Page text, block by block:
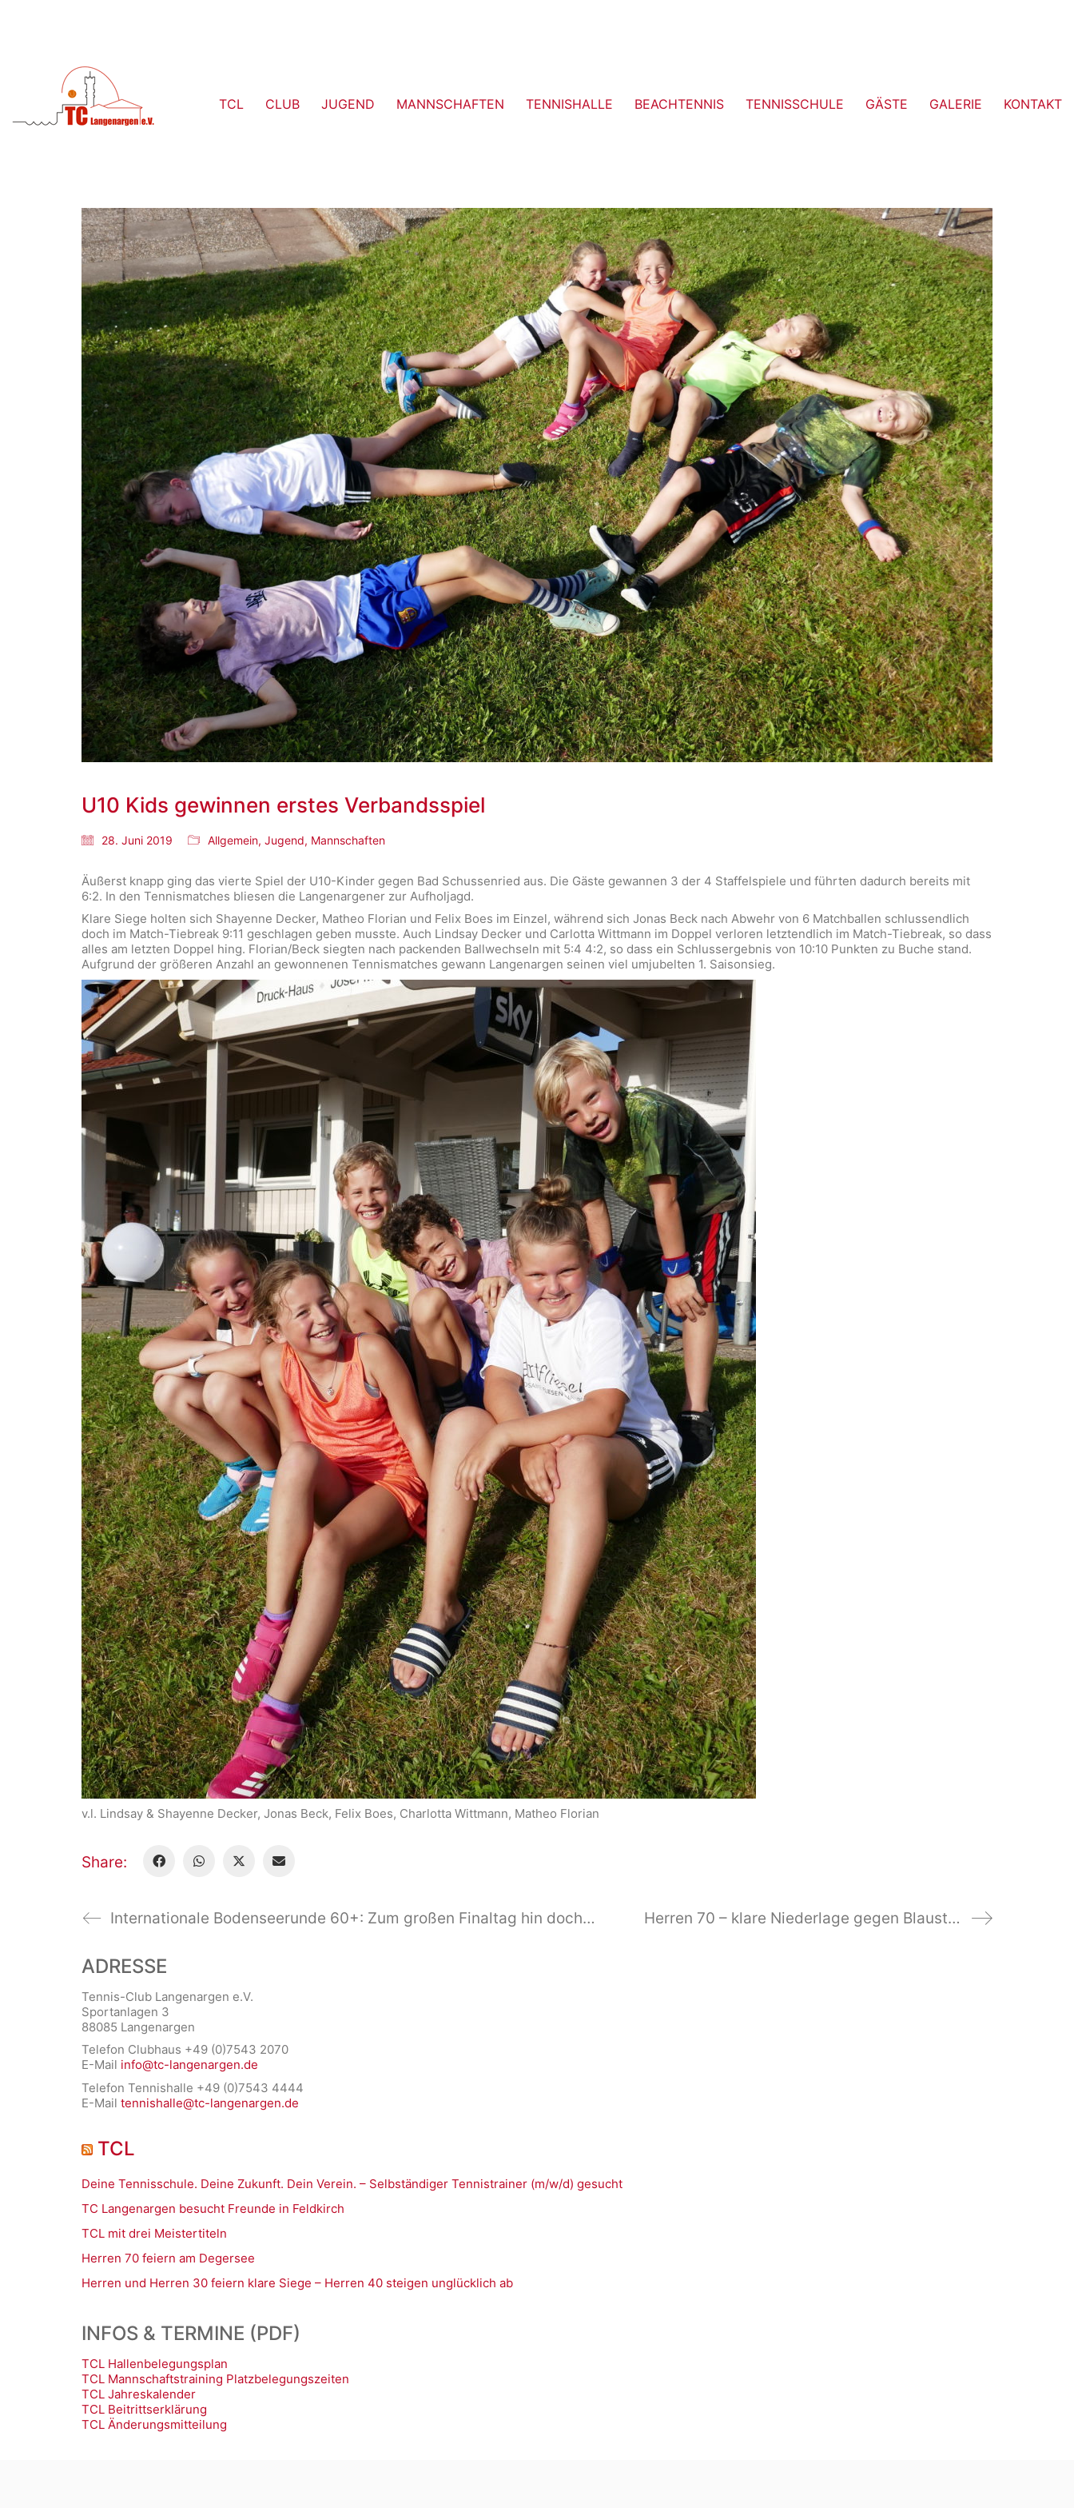
TCL CLUB JUGEND MANNSCHAFTEN TENNISHALLE BEACHTENNIS TENNISSCHULE GÄSTE GALERIE KONTAKT
U10 Kids gewinnen erstes Verbandsspiel
28. Juni 2019 Allgemein, Jugend, Mannschaften
Äußerst knapp ging das vierte Spiel der U10-Kinder gegen Bad Schussenried aus. Die Gäste gewannen 3 der 4 Staffelspiele und führten dadurch bereits mit
6:2. In den Tennismatches bliesen die Langenargener zur Aufholjagd.
Klare Siege holten sich Shayenne Decker, Matheo Florian und Felix Boes im Einzel, während sich Jonas Beck nach Abwehr von 6 Matchballen schlussendlich
doch im Match-Tiebreak 9:11 geschlagen geben musste. Auch Lindsay Decker und Carlotta Wittmann im Doppel verloren letztendlich im Match-Tiebreak, so dass
alles am letzten Doppel hing. Florian/Beck siegten nach packenden Ballwechseln mit 5:4 4:2, so dass ein Schlussergebnis von 10:10 Punkten zu Buche stand.
Aufgrund der größeren Anzahl an gewonnenen Tennismatches gewann Langenargen seinen viel umjubelten 1. Saisonsieg.
v.l. Lindsay & Shayenne Decker, Jonas Beck, Felix Boes, Charlotta Wittmann, Matheo Florian
Share:
Internationale Bodenseerunde 60+: Zum großen Finaltag hin doch noch siegreich Herren 70 – klare Niederlage gegen Blaustein-Arnegg
ADRESSE
Tennis-Club Langenargen e.V.
Sportanlagen 3
88085 Langenargen
Telefon Clubhaus +49 (0)7543 2070
E-Mail info@tc-langenargen.de
Telefon Tennishalle +49 (0)7543 4444
E-Mail tennishalle@tc-langenargen.de
TCL
Deine Tennisschule. Deine Zukunft. Dein Verein. – Selbständiger Tennistrainer (m/w/d) gesucht
TC Langenargen besucht Freunde in Feldkirch
TCL mit drei Meistertiteln
Herren 70 feiern am Degersee
Herren und Herren 30 feiern klare Siege – Herren 40 steigen unglücklich ab
INFOS & TERMINE (PDF)
TCL Hallenbelegungsplan
TCL Mannschaftstraining Platzbelegungszeiten
TCL Jahreskalender
TCL Beitrittserklärung
TCL Änderungsmitteilung